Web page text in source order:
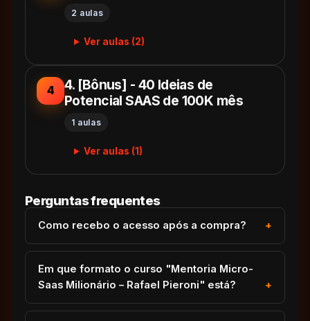
2 aulas
Ver aulas (2)
4
4. [Bônus] - 40 Ideias de
Potencial SAAS de 100K mês
1 aulas
Ver aulas (1)
Perguntas frequentes
Como recebo o acesso após a compra?
Em que formato o curso "Mentoria Micro-
Saas Milionário – Rafael Pieroni" está?